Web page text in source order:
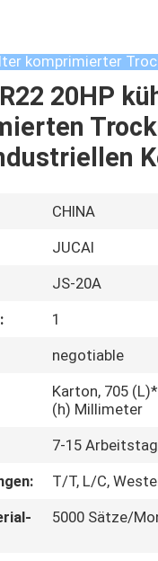
komprimierter
20HP
CHINA
JUCAI
JS-20A
1
negotiable
Karton, 705
(h) Millimeter
7-15 Arbeitstag
T/T, L/C,
5000 Sätze/